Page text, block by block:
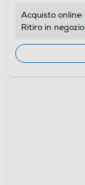
Acquisto online:
Ritiro in